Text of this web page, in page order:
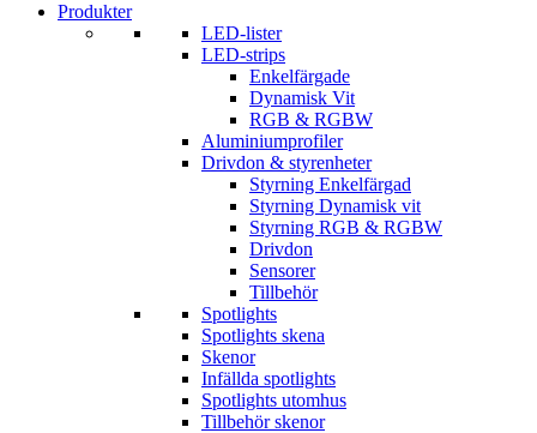
Produkter
LED-lister
LED-strips
Enkelfärgade
Dynamisk Vit
RGB & RGBW
Aluminiumprofiler
Drivdon & styrenheter
Styrning Enkelfärgad
Styrning Dynamisk vit
Styrning RGB & RGBW
Drivdon
Sensorer
Tillbehör
Spotlights
Spotlights skena
Skenor
Infällda spotlights
Spotlights utomhus
Tillbehör skenor